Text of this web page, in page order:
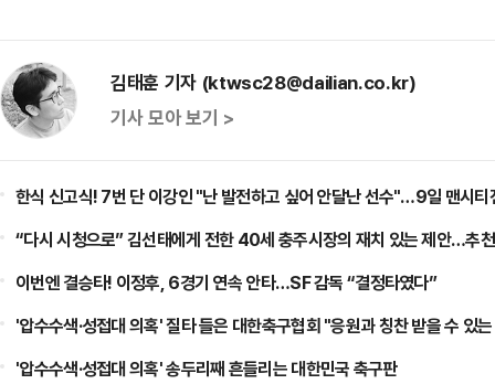
김태훈 기자 (ktwsc28@dailian.co.kr)
기사 모아 보기 >
한식 신고식! 7번 단 이강인 "난 발전하고 싶어 안달난 선수"…9일 맨시티
“다시 시청으로” 김선태에게 전한 40세 충주시장의 재치 있는 제안…추
이번엔 결승타! 이정후, 6경기 연속 안타…SF 감독 “결정타였다”
'압수수색·성접대 의혹' 질타 들은 대한축구협회 "응원과 칭찬 받을 수 있
'압수수색·성접대 의혹' 송두리째 흔들리는 대한민국 축구판